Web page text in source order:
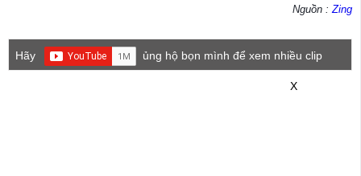
Nguồn :Zing
Hãy
ủng hộ bọn mình để xem nhiều clip
X